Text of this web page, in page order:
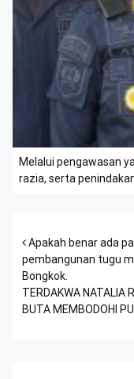
Melalui pengawasan
razia, serta
Post
Apakah benar ada
pembangunan tugu
Bongkok.
TERDAKWA NATALIA
BUTA MEMBODOHI